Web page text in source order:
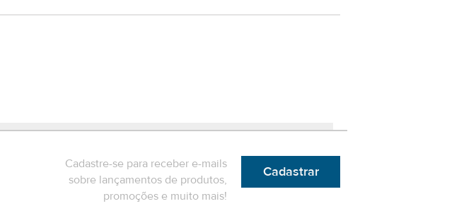
Cadastre-se para receber e-mails
sobre lançamentos de produtos,
promoções e muito mais!
Cadastrar